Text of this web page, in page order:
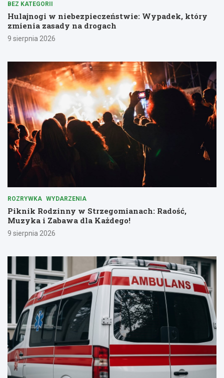
BEZ KATEGORII
Hulajnogi w niebezpieczeństwie: Wypadek, który
zmienia zasady na drogach
9 sierpnia 2026
ROZRYWKA WYDARZENIA
Piknik Rodzinny w Strzegomianach: Radość,
Muzyka i Zabawa dla Każdego!
9 sierpnia 2026